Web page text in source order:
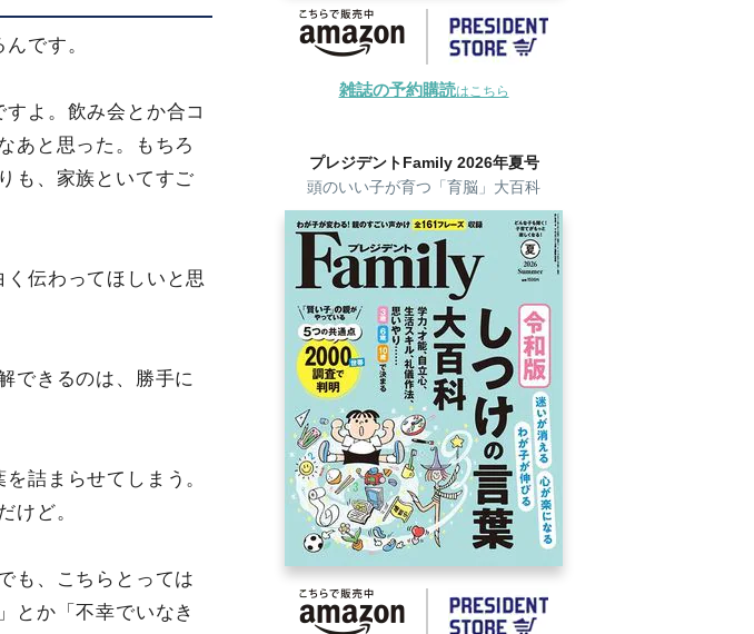
です。
よ。飲み会とか合コ
あと思った。もちろ
も、家族といてすご
伝わってほしいと思
できるのは、勝手に
詰まらせてしまう。
けど。
も、こちらとっては
とか「不幸でいなき
雑誌の予約購読はこちら
プレジデントFamily 2026年夏号
頭のいい子が育つ「育脳」大百科